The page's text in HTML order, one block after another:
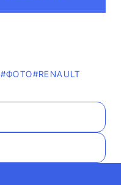
#ФОТО#RENAULT